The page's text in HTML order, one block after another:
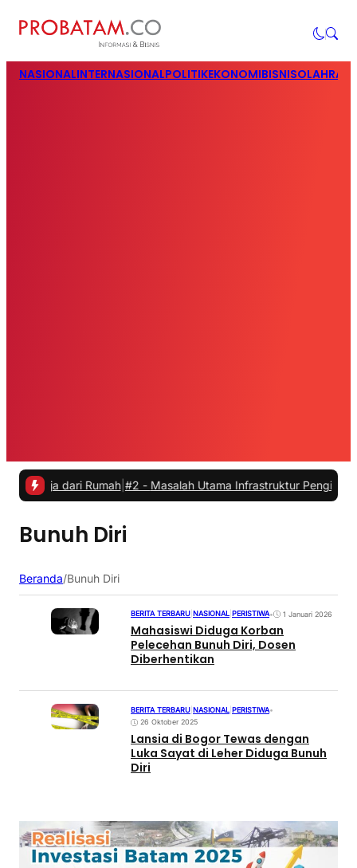
NASIONALINTERNASIONALPOLITIKEKONOMIBISNIS
dari Rumah| #2 -Masalah Utama Infrastruktur Pengisian Daya
Bunuh Diri
Beranda/Bunuh Diri
BERITA TERBARU NASIONAL PERISTIWA• 1 Januari 2026
Mahasiswi Diduga Korban
Pelecehan Bunuh Diri, Dosen
Diberhentikan
BERITA TERBARU NASIONAL PERISTIWA•
26 Oktober 2025
Lansia di Bogor Tewas dengan
Luka Sayat di Leher Diduga Bunuh
Diri